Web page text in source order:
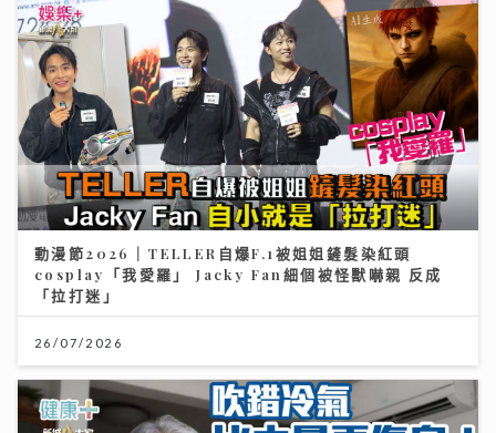
動漫節2026｜TELLER自爆F.1被姐姐鏟髮染紅頭
cosplay「我愛羅」 Jacky Fan細個被怪獸嚇親 反成
「拉打迷」
26/07/2026